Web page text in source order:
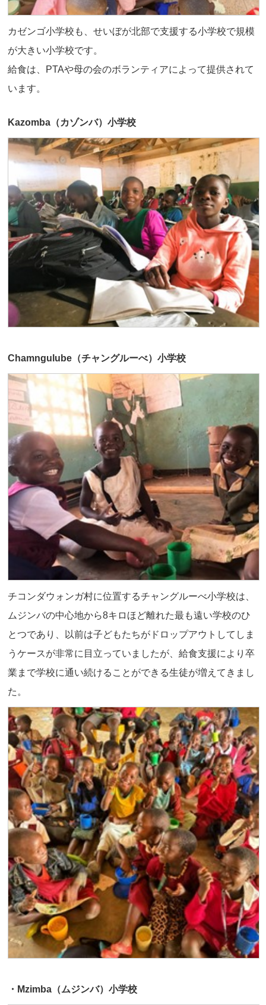
カゼンゴ小学校も、せいぼが北部で支援する小学校で規模
が大きい小学校です。
給食は、PTAや母の会のボランティアによって提供されて
います。
Kazomba（カゾンバ）小学校
Chamngulube（チャングルーべ）小学校
チコンダウォンガ村に位置するチャングルーべ小学校は、
ムジンバの中心地から8キロほど離れた最も遠い学校のひ
とつであり、以前は子どもたちがドロップアウトしてしま
うケースが非常に目立っていましたが、給食支援により卒
業まで学校に通い続けることができる生徒が増えてきまし
た。
・Mzimba（ムジンバ）小学校